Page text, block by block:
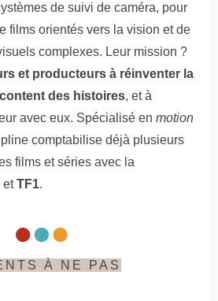
de suivi de caméra, pour
films orientés vers la vision et de
complexes. Leur mission ?
et producteurs à réinventer la
des histoires, et à
avec eux. Spécialisé en motion
comptabilise déjà plusieurs
films et séries avec la
etTF1.
À NE PAS